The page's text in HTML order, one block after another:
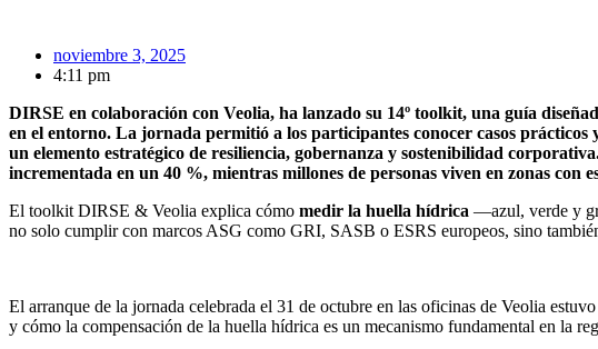
noviembre 3, 2025
4:11 pm
DIRSE en colaboración con Veolia, ha lanzado su 14º toolkit, una guía
en el entorno. La jornada permitió a los participantes conocer casos
un elemento estratégico de resiliencia, gobernanza y sostenibilidad
incrementada en un 40 %, mientras millones de personas viven en zonas con
El toolkit DIRSE & Veolia explica cómo medir la huella hídrica —azul, verde y
no solo cumplir con marcos ASG como GRI, SASB o ESRS europeos, sino
El arranque de la jornada celebrada el 31 de octubre en las oficinas de Veolia
y cómo la compensación de la huella hídrica es un mecanismo fundamental en la